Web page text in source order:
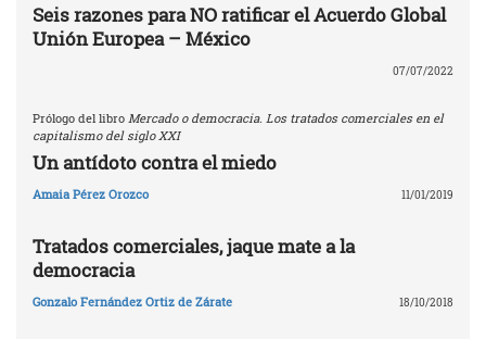
Seis razones para NO ratificar el Acuerdo Global
Unión Europea – México
07/07/2022
Prólogo del libro Mercado o democracia. Los tratados comerciales en el
capitalismo del siglo XXI
Un antídoto contra el miedo
Amaia Pérez Orozco 11/01/2019
Tratados comerciales, jaque mate a la
democracia
Gonzalo Fernández Ortiz de Zárate 18/10/2018